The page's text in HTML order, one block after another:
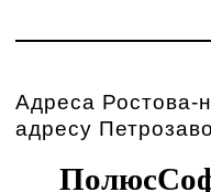
Адреса Ростова-
адресу